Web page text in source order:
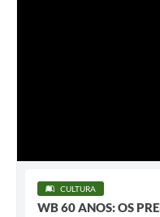
CULTURA
WB 60 ANOS: OS